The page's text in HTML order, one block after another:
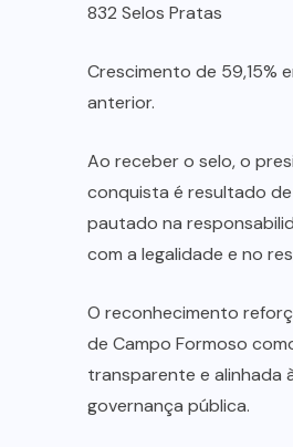
832 Selos Pratas
Crescimento de 59,15%
anterior.
Ao receber o selo, o
conquista é resultado
pautado na
com a legalidade e no
O reconhecimento
de Campo Formoso
transparente e alinhada
governança pública.